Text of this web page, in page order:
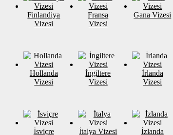
Finlandiya
Vizesi
Fransa
Vizesi
Gana Vizesi
Hollanda
Vizesi
İngiltere
Vizesi
İrlanda
Vizesi
İsviçre İtalya Vizesi
İzlanda